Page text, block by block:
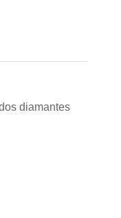
diamantes